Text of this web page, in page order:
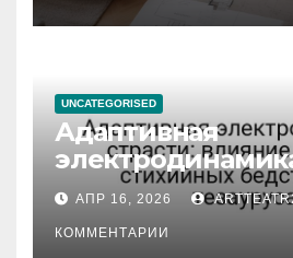
UNCATEGORISED
Адаптивная
влияние анализа
стихийных
тезауруса
АПР 16, 2026
КОММЕНТАРИИ